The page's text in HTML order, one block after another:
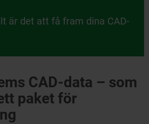
är det att få fram dina CAD-
CAD-data – som
paket för